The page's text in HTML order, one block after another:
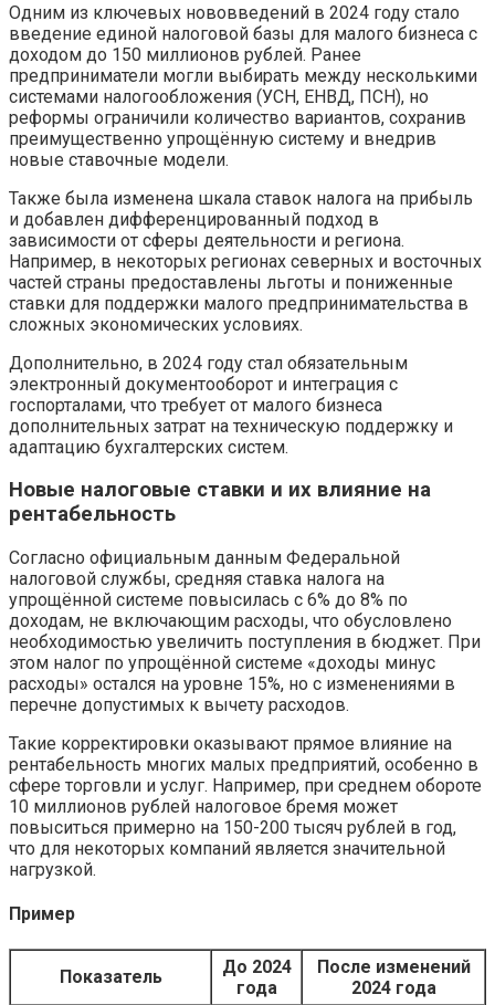
Одним из ключевых нововведений в 2024 году стало
введение единой налоговой базы для малого бизнеса с
доходом до 150 миллионов рублей. Ранее
предприниматели могли выбирать между несколькими
системами налогообложения (УСН, ЕНВД, ПСН), но
реформы ограничили количество вариантов, сохранив
преимущественно упрощённую систему и внедрив
новые ставочные модели.
Также была изменена шкала ставок налога на прибыль
и добавлен дифференцированный подход в
зависимости от сферы деятельности и региона.
Например, в некоторых регионах северных и восточных
частей страны предоставлены льготы и пониженные
ставки для поддержки малого предпринимательства в
сложных экономических условиях.
Дополнительно, в 2024 году стал обязательным
электронный документооборот и интеграция с
госпорталами, что требует от малого бизнеса
дополнительных затрат на техническую поддержку и
адаптацию бухгалтерских систем.
Новые налоговые ставки и их влияние на
рентабельность
Согласно официальным данным Федеральной
налоговой службы, средняя ставка налога на
упрощённой системе повысилась с 6% до 8% по
доходам, не включающим расходы, что обусловлено
необходимостью увеличить поступления в бюджет. При
этом налог по упрощённой системе «доходы минус
расходы» остался на уровне 15%, но с изменениями в
перечне допустимых к вычету расходов.
Такие корректировки оказывают прямое влияние на
рентабельность многих малых предприятий, особенно в
сфере торговли и услуг. Например, при среднем обороте
10 миллионов рублей налоговое бремя может
повыситься примерно на 150-200 тысяч рублей в год,
что для некоторых компаний является значительной
нагрузкой.
Пример
Показатель
До 2024
года
После изменений
2024 года